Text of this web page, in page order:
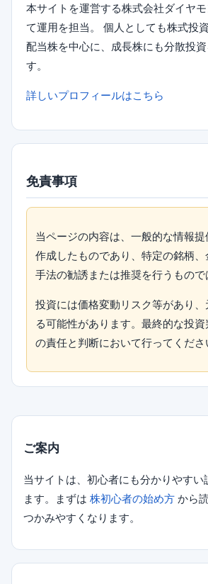
本サイトを運営する株式会社ダイヤ
て運用を担当。 個人としても株式投
配当株を中心に、成長株にも分散投
す。
詳しいプロフィールはこちら
免責事項
当ページの内容は、一般的な情報
作成したものであり、特定の銘柄
手法の勧誘または推奨を行うもので
投資には価格変動リスク等があり
る可能性があります。最終的な投
の責任と判断において行ってくださ
ご案内
当サイトは、初心者にも分かりやすい
ます。まずは 株初心者の始め方 から
つかみやすくなります。